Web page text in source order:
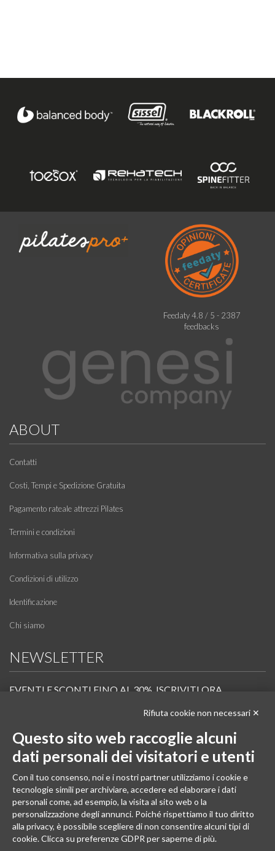
Feedaty4.8 / 5 - 2387
feedbacks
ABOUT
Contatti
Costi, Tempi e Spedizione Gratuita
Pagamento rateale attrezzi Pilates
Termini e condizioni
Informativa sulla privacy
Condizioni di utilizzo
Identificazione
Chi siamo
NEWSLETTER
EVENTI E SCONTI FINO AL 30%. ISCRIVITI ORA.
Scopri in anteprima i nuovi prodotti, le promozioni riservate ai professionisti e resta
Iscrivi alla Newsletter
SEGUICI
Rifiuta cookie non necessari ✕
Questo sito web raccoglie alcuni
dati personali dei visitatori e utenti
Con il tuo consenso, noi e i nostri partner utilizziamo i cookie e
tecnologie simili per archiviare, accedere ed elaborare i dati
personali come, ad esempio, la visita al sito web o la
personalizzazione degli annunci. Poiché rispettiamo il tuo diritto
alla privacy, è possibile scegliere di non consentire alcuni tipi di
cookie. Clicca su preferenze GDPR per saperne di più.